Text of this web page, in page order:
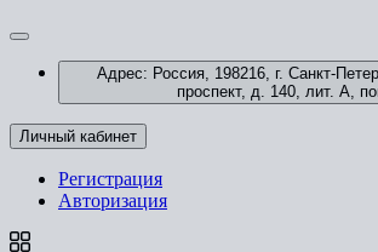
Адрес: Россия, 198216, г. Санкт-
проспект, д. 140, лит. А,
Личный кабинет
Регистрация
Авторизация